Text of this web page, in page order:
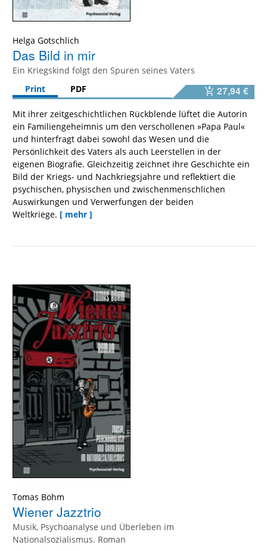
Helga Gotschlich
Das Bild in mir
Ein Kriegskind folgt den Spuren seines Vaters
Print
PDF 27,94 €
Mit ihrer zeitgeschichtlichen Rückblende lüftet die Autorin
ein Familiengeheimnis um den verschollenen »Papa Paul«
und hinterfragt dabei sowohl das Wesen und die
Persönlichkeit des Vaters als auch Leerstellen in der
eigenen Biografie. Gleichzeitig zeichnet ihre Geschichte ein
Bild der Kriegs- und Nachkriegsjahre und reflektiert die
psychischen, physischen und zwischenmenschlichen
Auswirkungen und Verwerfungen der beiden
Weltkriege. [ mehr ]
Tomas Böhm
Wiener Jazztrio
Musik, Psychoanalyse und Überleben im
Nationalsozialismus. Roman